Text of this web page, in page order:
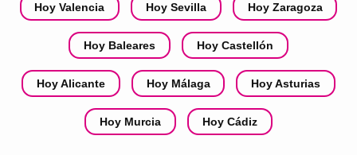
Hoy Valencia Hoy Sevilla Hoy Zaragoza
Hoy Baleares Hoy Castellón
Hoy Alicante Hoy Málaga Hoy Asturias
Hoy Murcia Hoy Cádiz